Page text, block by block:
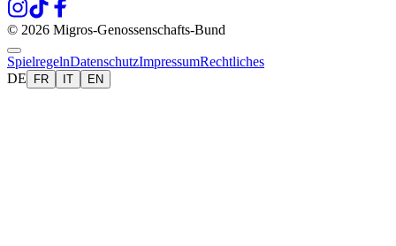
© 2026 Migros-Genossenschafts-Bund
SpielregelnDatenschutzImpressumRechtliches
DE
FR IT EN